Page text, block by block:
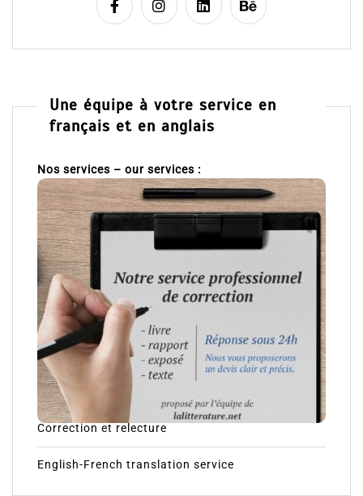
Une équipe à votre service en
français et en anglais
Nos services – our services :
Correction et relecture
English-French translation service